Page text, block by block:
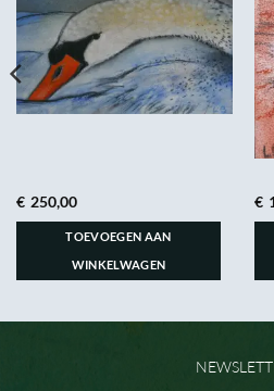
€ 250,00
TOEVOEGEN AAN
WINKELWAGEN
€